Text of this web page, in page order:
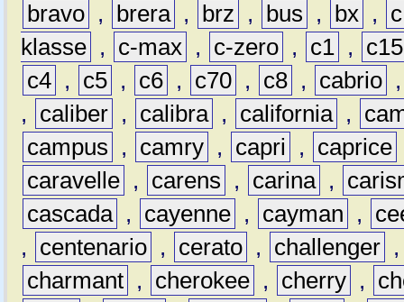
bravo , brera , brz , bus , bx ,
c
klasse , c-max , c-zero , c1 ,
c15
c4 , c5 , c6 , c70 , c8 , cabrio
,
caliber , calibra , california ,
campus
, camry , capri , caprice
caravelle , carens , carina ,
cascada , cayenne , cayman ,
,
centenario , cerato , challenger
charmant , cherokee , cherry ,